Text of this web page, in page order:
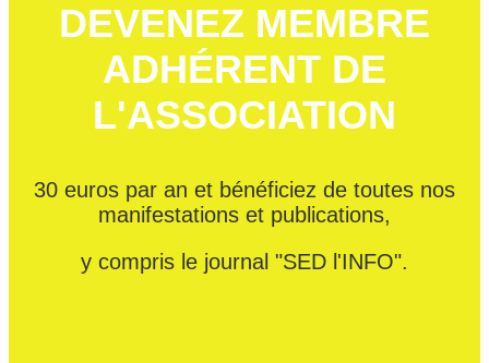
DEVENEZ MEMBRE
ADHÉRENT DE
L'ASSOCIATION
30 euros par an et bénéficiez de toutes nos
manifestations et publications,
y compris le journal "SED l'INFO".